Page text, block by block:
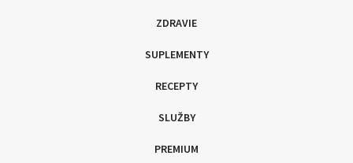
ZDRAVIE
SUPLEMENTY
RECEPTY
SLUŽBY
PREMIUM